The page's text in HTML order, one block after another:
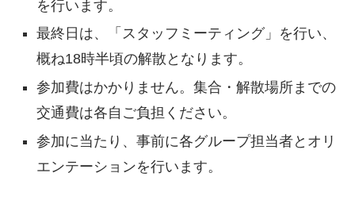
を行います。
最終日は、「スタッフミーティング」を行い、
概ね18時半頃の解散となります。
参加費はかかりません。集合・解散場所までの
交通費は各自ご負担ください。
参加に当たり、事前に各グループ担当者とオリ
エンテーションを行います。